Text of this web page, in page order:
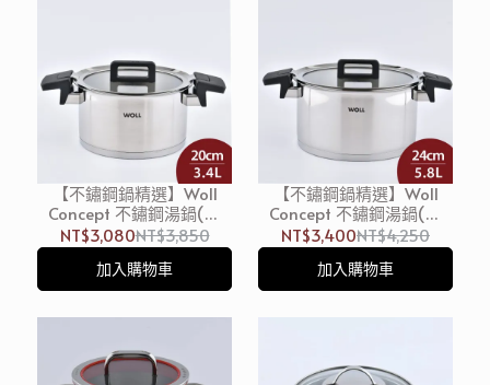
【不鏽鋼鍋精選】Woll
Concept 不鏽鋼湯鍋(含
蓋) 20cm 3.4L 燉鍋 雙耳
鍋 (電磁爐 IH爐可用)
NT$3,080NT$3,850
加入購物車
【不鏽鋼鍋精選】Woll
Concept 不鏽鋼湯鍋(含
蓋) 24cm 5.8L 燉鍋 雙耳
鍋 (電磁爐 IH爐可用)
NT$3,400NT$4,250
加入購物車